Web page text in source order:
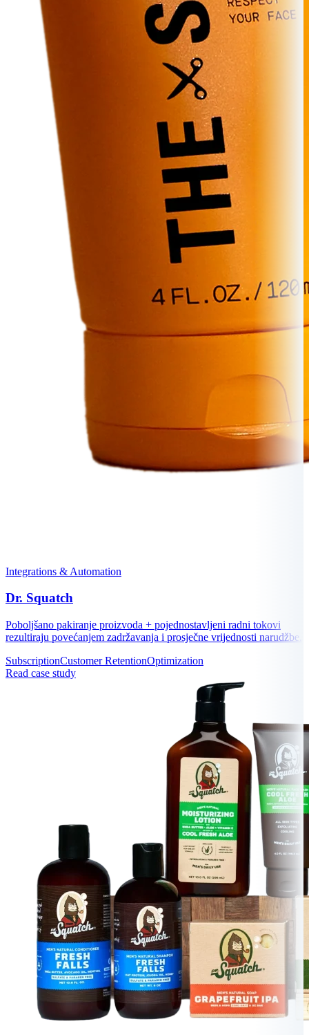
Integrations & Automation
Dr. Squatch
Poboljšano pakiranje proizvoda + pojednostavljeni radni tokovi
rezultiraju povećanjem zadržavanja i prosječne vrijednosti narudžbe.
SubscriptionCustomer RetentionOptimization
Read case study